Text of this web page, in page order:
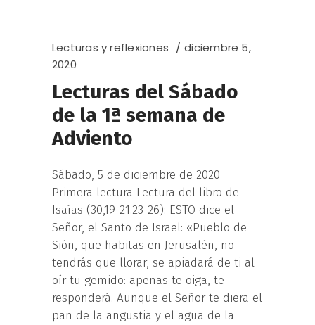
Lecturas y reflexiones
diciembre 5,
2020
Lecturas del Sábado
de la 1ª semana de
Adviento
Sábado, 5 de diciembre de 2020
Primera lectura Lectura del libro de
Isaías (30,19-21.23-26): ESTO dice el
Señor, el Santo de Israel: «Pueblo de
Sión, que habitas en Jerusalén, no
tendrás que llorar, se apiadará de ti al
oír tu gemido: apenas te oiga, te
responderá. Aunque el Señor te diera el
pan de la angustia y el agua de la